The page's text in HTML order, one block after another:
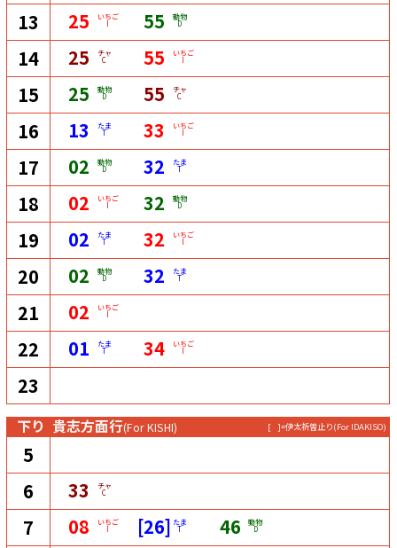
13 25 いちご
I 55 動物
D
14 25 チャ
C 55 いちご
I
15 25 動物
D 55 チャ
C
16 13 たま
T 33 いちご
I
17 02 動物
D 32 たま
T
18 02 いちご
I 32 動物
D
19 02 たま
T 32 いちご
I
20 02 動物
D 32 たま
T
21 02 いちご
I
22 01 たま
T 34 いちご
I
23
下り 貴志方面行(For KISHI) [ ]=伊太祈曽止り(For IDAKISO)
5
6
33 チャ
C
7 08 いちご
I [26] たま
T 46 動物
D